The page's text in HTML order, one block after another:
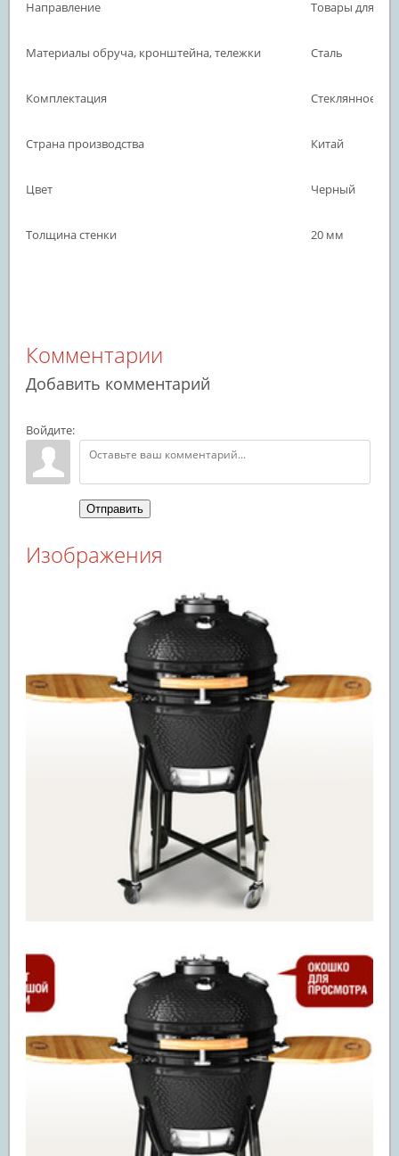
Направление Товары для
Материалы обруча, кронштейна, тележки Сталь
Комплектация Стеклянное
Страна производства Китай
Цвет Черный
Толщина стенки 20 мм
Комментарии
Добавить комментарий
Войдите:
Отправить
Изображения